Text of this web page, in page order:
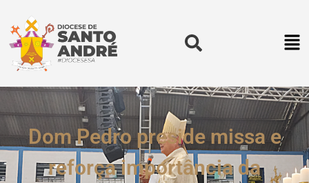
Dom Pedro preside missa e
reforça importância da